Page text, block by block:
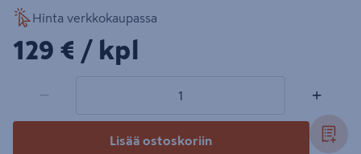
Hinta verkkokaupassa
129€/kpl
129 € / kpl
− +
Lisää ostoskoriin